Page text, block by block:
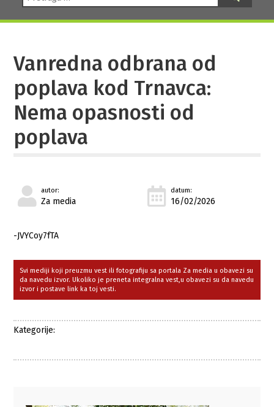
Vanredna odbrana od
poplava kod Trnavca:
Nema opasnosti od
poplava
autor:
Za media
datum:
16/02/2026
-JVYCoy7fTA
Svi mediji koji preuzmu vest ili fotografiju sa portala Za media u obavezi su
da navedu izvor. Ukoliko je preneta integralna vest,u obavezi su da navedu
izvor i postave link ka toj vesti.
Kategorije: